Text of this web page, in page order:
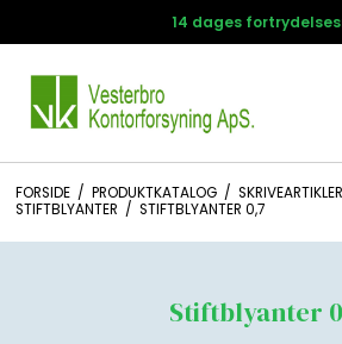
14 dages
FORSIDE / PRODUKTKATALOG / SKRIVEARTIKLER
STIFTBLYANTER / STIFTBLYANTER 0,7
Stiftblyanter